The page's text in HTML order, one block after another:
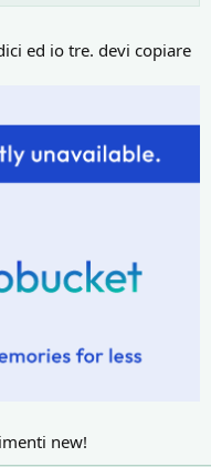
ed io tre. devi copiare
new!